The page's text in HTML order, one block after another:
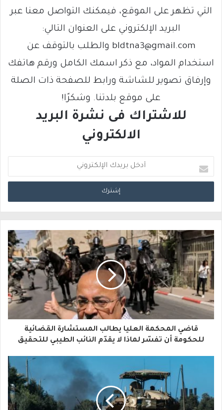
التي تظهر على الموقع، فيمكنك التواصل معنا عبر
البريد الإلكتروني على العنوان التالي:
bldtna3@gmail.com والطلب بالتوقف عن
استخدام المواد، مع ذكر اسمك الكامل ورقم هاتفك
وإرفاق تصوير للشاشة ورابط للصفحة ذات الصلة
على موقع بلدتنا. وشكرًا!
للاشتراك فى نشرة البريد
الالكتروني
د
خ
ب
ر
ي
د
ك
ا
إ
ت
قاضي المحكمة العليا يطالب المستشارة القضائية
للحكومة أن تفسّر لماذا لا يقدّم النائب الطيبي للتحقيق